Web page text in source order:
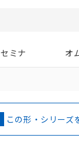
セミナ オ
この形・シリーズ